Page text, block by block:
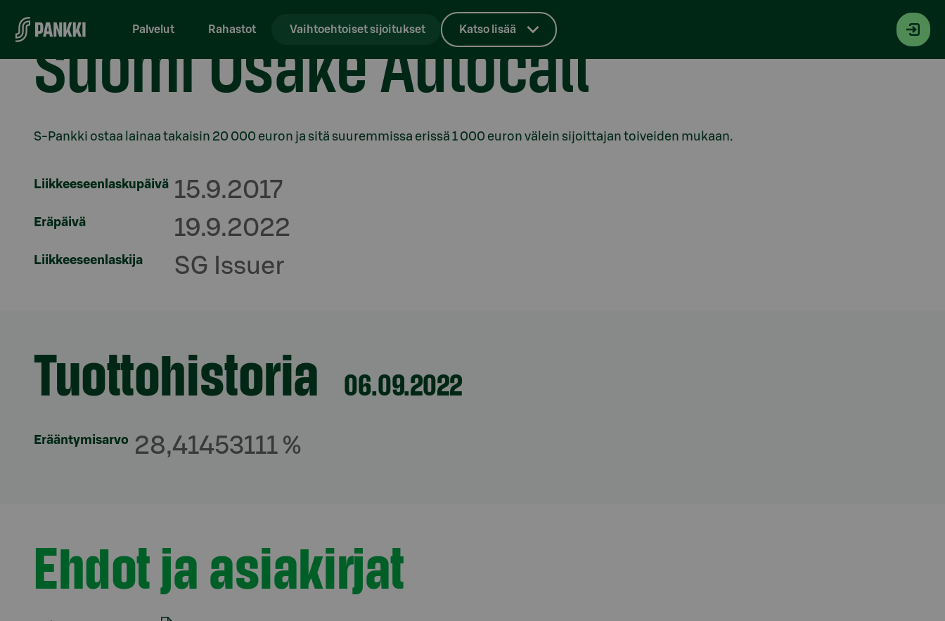
Palvelut Rahastot Vaihtoehtoiset sijoitukset Katso lisää
Suomi Osake Autocall
Osio otsikolla
S-Pankki ostaa lainaa takaisin 20 000 euron ja sitä suuremmissa erissä 1 000 euron välein sijoittajan toiveiden mukaan.
Liikkeeseenlaskupäivä 15.9.2017
Eräpäivä 19.9.2022
Liikkeeseenlaskija SG Issuer
Tuottohistoria 06.09.2022
Erääntymisarvo 28,41453111 %
Ehdot ja asiakirjat